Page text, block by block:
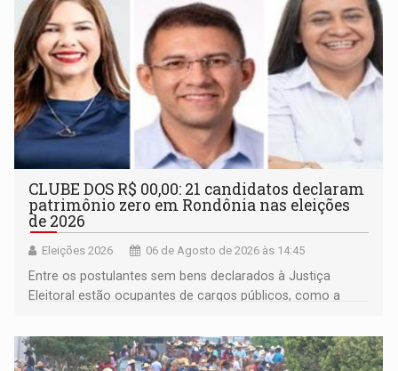
CLUBE DOS R$ 00,00: 21 candidatos declaram
patrimônio zero em Rondônia nas eleições
de 2026
Eleições 2026 06 de Agosto de 2026 às 14:45
Entre os postulantes sem bens declarados à Justiça
Eleitoral estão ocupantes de cargos públicos, como a
Pedro Geovar (PP) e a vice-prefeita Magna dos Anjos
(NOVO)